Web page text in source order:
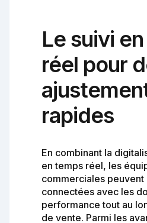
Le suivi
réel pour
rapides
En combinant la
en temps réel, les
commerciales peuvent
connectées avec les
performance tout au
de vente. Parmi les